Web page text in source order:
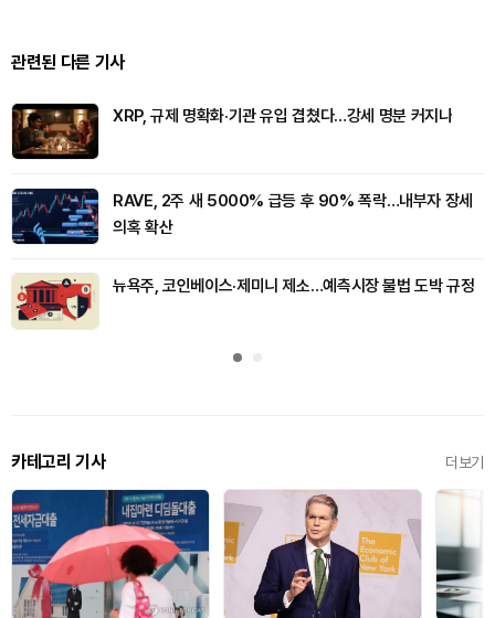
관련된 다른 기사
XRP, 규제 명확화·기관 유입 겹쳤다…강세 명분 커지나
RAVE, 2주 새 5000% 급등 후 90% 폭락…내부자 장세
의혹 확산
뉴욕주, 코인베이스·제미니 제소…예측시장 불법 도박 규정
카테고리 기사 더보기